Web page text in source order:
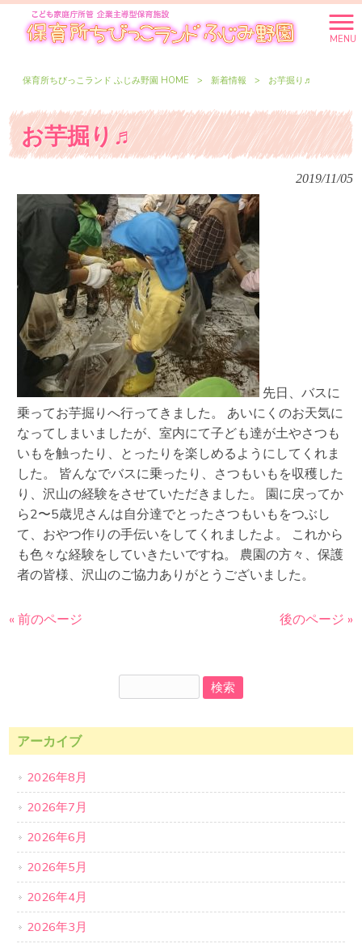
MENU
保育所ちびっこランド ふじみ野園 HOME > 新着情報 > お芋掘り♬
お芋掘り♬
2019/11/05
先日、バスに
乗ってお芋掘りへ行ってきました。 あいにくのお天気に
なってしまいましたが、室内にて子ども達が土やさつも
いもを触ったり、とったりを楽しめるようにしてくれま
した。 皆んなでバスに乗ったり、さつもいもを収穫した
り、沢山の経験をさせていただきました。 園に戻ってか
ら2〜5歳児さんは自分達でとったさつもいもをつぶし
て、おやつ作りの手伝いをしてくれましたよ。 これから
も色々な経験をしていきたいですね。 農園の方々、保護
者の皆様、沢山のご協力ありがとうございました。
« 前のページ 後のページ »
アーカイブ
2026年8月
2026年7月
2026年6月
2026年5月
2026年4月
2026年3月